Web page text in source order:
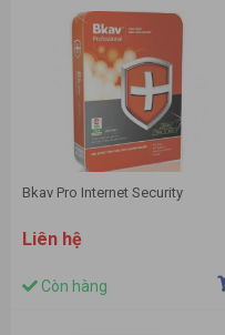
Bkav Pro Internet Security
Liên hệ
Còn hàng